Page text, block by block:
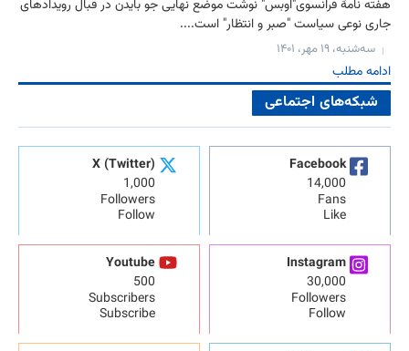
هفته نامۀ فرانسوی"اوبس" نوشت موضع نهایی جو بایدن در قبال رویدادهای
جاری نوعی سیاست "صبر و انتظار" است....
سه‌شنبه، ۱۹ مهر، ۱۴۰۱
ادامه مطلب
شبکه‌های اجتماعی
Facebook
14,000
Fans
Like
X (Twitter)
1,000
Followers
Follow
Instagram
30,000
Followers
Follow
Youtube
500
Subscribers
Subscribe